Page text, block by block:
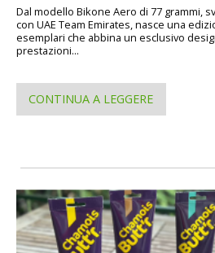
Dal modello Bikone Aero di 77 grammi,
con UAE Team Emirates, nasce una
esemplari che abbina un esclusivo
prestazioni...
CONTINUA A LEGGERE